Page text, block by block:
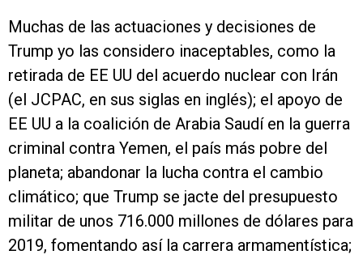
Muchas de las actuaciones y decisiones de
Trump yo las considero inaceptables, como la
retirada de EE UU del acuerdo nuclear con Irán
(el JCPAC, en sus siglas en inglés); el apoyo de
EE UU a la coalición de Arabia Saudí en la guerra
criminal contra Yemen, el país más pobre del
planeta; abandonar la lucha contra el cambio
climático; que Trump se jacte del presupuesto
militar de unos 716.000 millones de dólares para
2019, fomentando así la carrera armamentística;